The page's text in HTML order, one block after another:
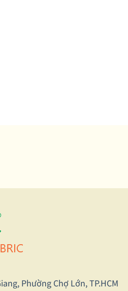
Phường Chợ Lớn, TP.HCM